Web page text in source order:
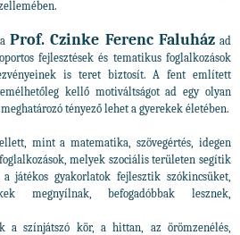
aProf. Czinke Ferenc Faluházad
fejlesztések és tematikus foglalkozások
is teret biztosít. A fent említett
kellő motiváltságot ad egy olyan
tényező lehet a gyerekek életében.
mint a matematika, szövegértés, idegen
melyek szociális területen segítik
játékos gyakorlatok fejlesztik szókincsüket,
megnyílnak, befogadóbbak lesznek,
a színjátszó kör, a hittan, az örömzenélés,